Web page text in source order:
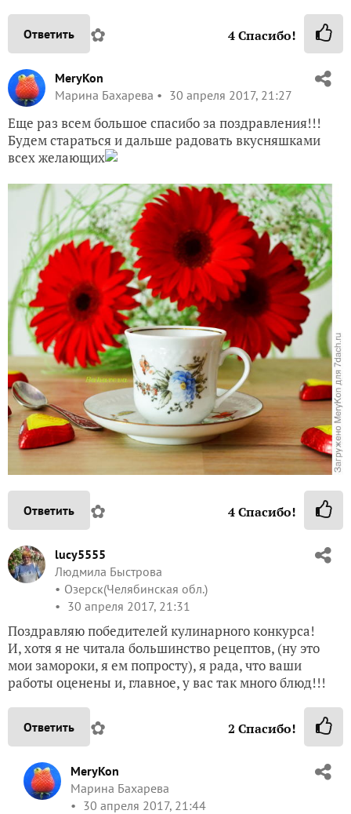
Ответить ✿ 4Спасибо!
MeryKon
Марина Бахарева
30 апреля 2017, 21:27
Еще раз всем большое спасибо за поздравления!!!
Будем стараться и дальше радовать вкусняшками
всех желающих
Ответить ✿ 4Спасибо!
lucy5555
Людмила Быстрова
Озерск(Челябинская обл.)
30 апреля 2017, 21:31
Поздравляю победителей кулинарного конкурса!
И, хотя я не читала большинство рецептов, (ну это
мои замороки, я ем попросту), я рада, что ваши
работы оценены и, главное, у вас так много блюд!!!
Ответить ✿ 2 Спасибо!
MeryKon
Марина Бахарева
30 апреля 2017, 21:44